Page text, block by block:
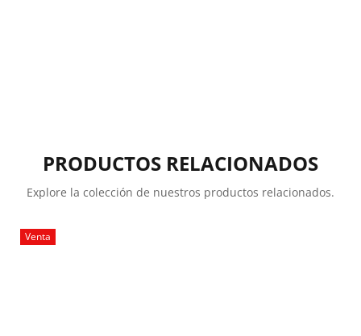
PRODUCTOS RELACIONADOS
Explore la colección de nuestros productos relacionados.
Venta